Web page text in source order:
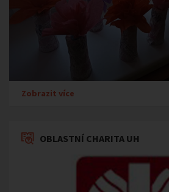
Zobrazit více
OBLASTNÍ CHARITA UH